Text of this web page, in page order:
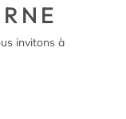
invitons à